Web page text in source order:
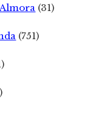
(31)
(751)